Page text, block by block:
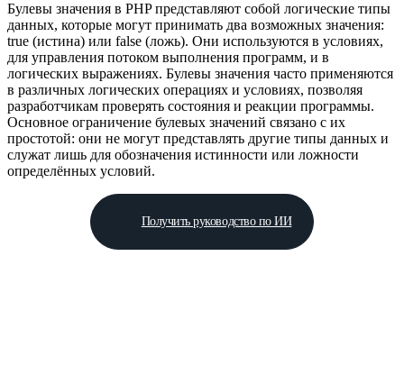
Булевы значения в PHP представляют собой логические типы
данных, которые могут принимать два возможных значения:
true (истина) или false (ложь). Они используются в условиях,
для управления потоком выполнения программ, и в
логических выражениях. Булевы значения часто применяются
в различных логических операциях и условиях, позволяя
разработчикам проверять состояния и реакции программы.
Основное ограничение булевых значений связано с их
простотой: они не могут представлять другие типы данных и
служат лишь для обозначения истинности или ложности
определённых условий.
Получить руководство по ИИ